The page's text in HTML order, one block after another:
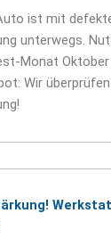
ist mit
unterwegs.
Monat
Wir